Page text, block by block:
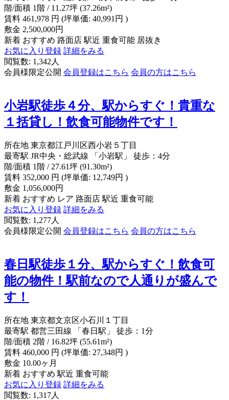
階/面積 1階 / 11.27坪 (37.26m²)
賃料 461,978 円 (坪単価: 40,991円 )
敷金 2,500,000円
新着 おすすめ 路面店 駅近 重食可能 居抜き
お気に入り登録 詳細をみる
閲覧数: 1,342人
会員様限定公開 会員登録はこちら 会員の方はこちら
小岩駅徒歩４分、駅からすぐ！貴重な
１括貸し！飲食可能物件です！
所在地 東京都江戸川区西小岩５丁目
最寄駅 JR中央・総武線 「小岩駅」 徒歩：4分
階/面積 1階 / 27.61坪 (91.30m²)
賃料 352,000 円 (坪単価: 12,749円 )
敷金 1,056,000円
新着 おすすめ レア 路面店 駅近 重食可能
お気に入り登録 詳細をみる
閲覧数: 1,277人
会員様限定公開 会員登録はこちら 会員の方はこちら
春日駅徒歩１分、駅からすぐ！飲食可
能の物件！駅前なので人通りが盛んで
す！
所在地 東京都文京区小石川１丁目
最寄駅 都営三田線 「春日駅」 徒歩：1分
階/面積 2階 / 16.82坪 (55.61m²)
賃料 460,000 円 (坪単価: 27,348円 )
敷金 10.00ヶ月
新着 おすすめ 駅近 重食可能
お気に入り登録 詳細をみる
閲覧数: 1,317人